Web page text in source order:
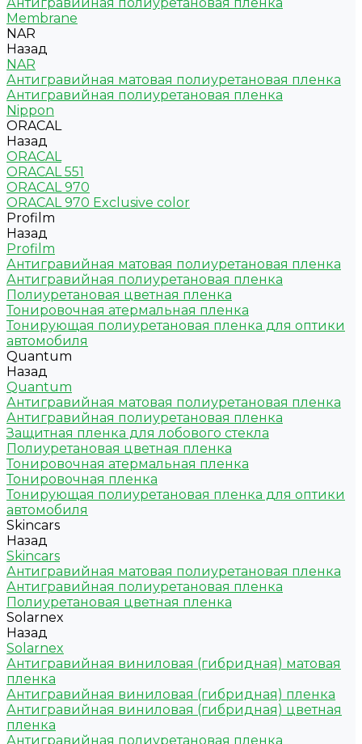
Membrane
NAR
Назад
NAR
Антигравийная матовая полиуретановая пленка
Антигравийная полиуретановая пленка
Nippon
ORACAL
Назад
ORACAL
ORACAL 551
ORACAL 970
ORACAL 970 Exclusive color
Profilm
Назад
Profilm
Антигравийная матовая полиуретановая пленка
Антигравийная полиуретановая пленка
Полиуретановая цветная пленка
Тонировочная атермальная пленка
Тонирующая полиуретановая пленка для оптики
автомобиля
Quantum
Назад
Quantum
Антигравийная матовая полиуретановая пленка
Антигравийная полиуретановая пленка
Защитная пленка для лобового стекла
Полиуретановая цветная пленка
Тонировочная атермальная пленка
Тонировочная пленка
Тонирующая полиуретановая пленка для оптики
автомобиля
Skincars
Назад
Skincars
Антигравийная матовая полиуретановая пленка
Антигравийная полиуретановая пленка
Полиуретановая цветная пленка
Solarnex
Назад
Solarnex
Антигравийная виниловая (гибридная) матовая
пленка
Антигравийная виниловая (гибридная) пленка
Антигравийная виниловая (гибридная) цветная
пленка
Антигравийная полиуретановая пленка